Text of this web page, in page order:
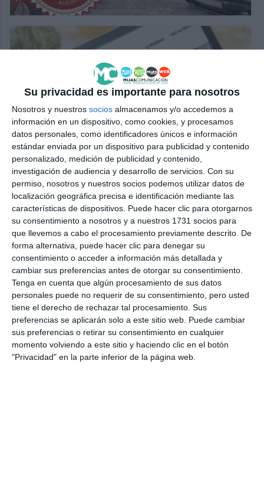
Su privacidad es importante para nosotros
Nosotros y nuestros socios almacenamos y/o accedemos a
información en un dispositivo, como cookies, y procesamos
datos personales, como identificadores únicos e información
estándar enviada por un dispositivo para publicidad y contenido
personalizado, medición de publicidad y contenido,
investigación de audiencia y desarrollo de servicios. Con su
permiso, nosotros y nuestros socios podemos utilizar datos de
localización geográfica precisa e identificación mediante las
características de dispositivos. Puede hacer clic para otorgarnos
su consentimiento a nosotros y a nuestros 1731 socios para
que llevemos a cabo el procesamiento previamente descrito. De
forma alternativa, puede hacer clic para denegar su
consentimiento o acceder a información más detallada y
cambiar sus preferencias antes de otorgar su consentimiento.
Tenga en cuenta que algún procesamiento de sus datos
personales puede no requerir de su consentimiento, pero usted
tiene el derecho de rechazar tal procesamiento. Sus
preferencias se aplicarán solo a este sitio web. Puede cambiar
sus preferencias o retirar su consentimiento en cualquier
momento volviendo a este sitio y haciendo clic en el botón
"Privacidad" en la parte inferior de la página web.